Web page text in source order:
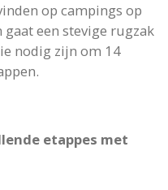
op campings op
een stevige rugzak
nodig zijn om 14
etappes met